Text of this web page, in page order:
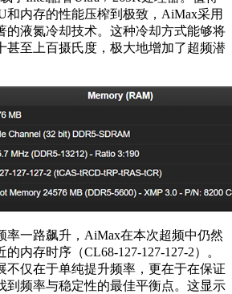
和内存的性能压榨到极致，AiMax采用
的液氮冷却技术。这种冷却方式能够将
甚至上百摄氏度，极大地增加了超频潜
率一路飙升，AiMax在本次超频中仍然
内存时序（CL68-127-127-127-2）。
不仅在于单纯提升频率，更在于在保证
到频率与稳定性的最佳平衡点。这显示